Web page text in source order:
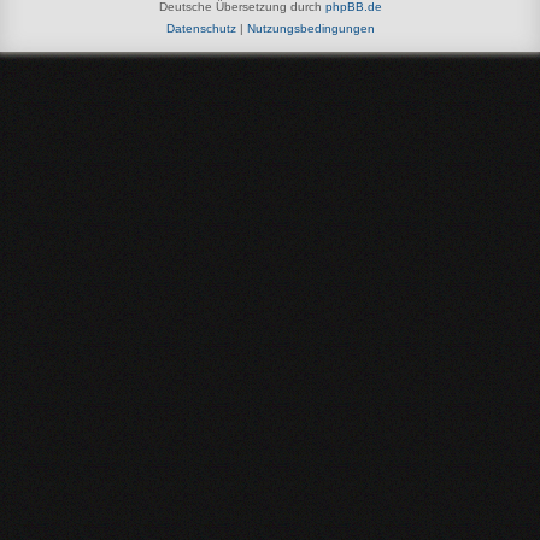
Deutsche Übersetzung durch phpBB.de
Datenschutz| Nutzungsbedingungen